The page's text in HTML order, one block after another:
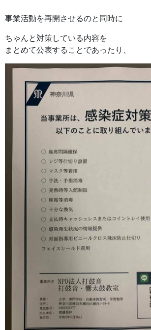
事業活動を再開させるのと同時に
ちゃんと対策している内容を
まとめて公表することであったり、